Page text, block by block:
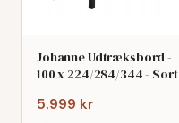
Johanne Udtræksbord -
100 x 224/284/344 - Sort
5.999 kr